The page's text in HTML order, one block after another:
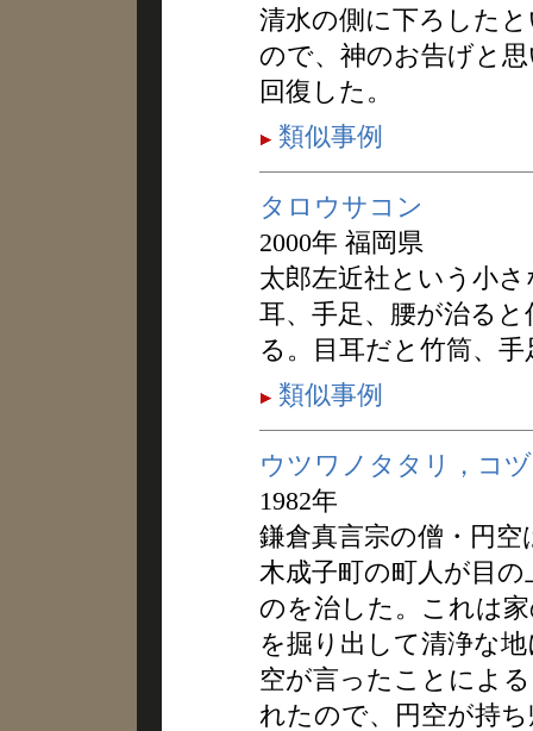
清水の側に下ろした
ので、神のお告げと
回復した。
類似事例
タロウサコン
2000年 福岡県
太郎左近社という小
耳、手足、腰が治る
る。目耳だと竹筒、
類似事例
ウツワノタタリ，コ
1982年
鎌倉真言宗の僧・円
木成子町の町人が目
のを治した。これは
を掘り出して清浄な
空が言ったことによ
れたので、円空が持